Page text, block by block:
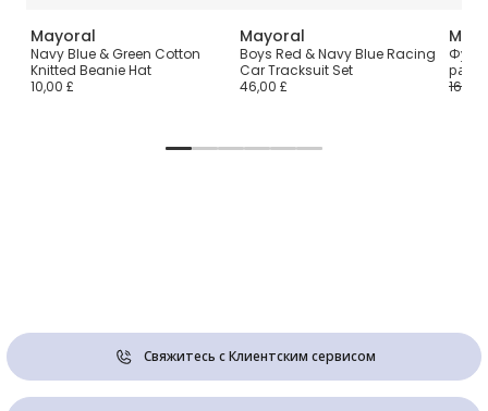
Mayoral
Navy Blue & Green Cotton
Knitted Beanie Hat
10,00 £
Mayoral
Boys Red & Navy Blue Racing
Car Tracksuit Set
46,00 £
16,00
Свяжитесь с Клиентским сервисом